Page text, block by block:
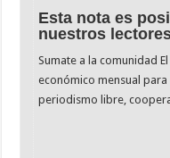
Esta nota es
nuestros
Sumate a la comunidad
económico mensual
periodismo libre,